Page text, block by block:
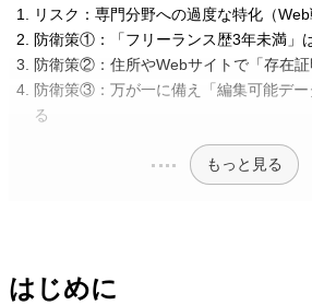
リスク：専門分野への過度な特化（Web
防衛策①：「フリーランス歴3年未満」
防衛策②：住所やWebサイトで「存在証
防衛策③：万が一に備え「編集可能デ
る
もっと見る
はじめに